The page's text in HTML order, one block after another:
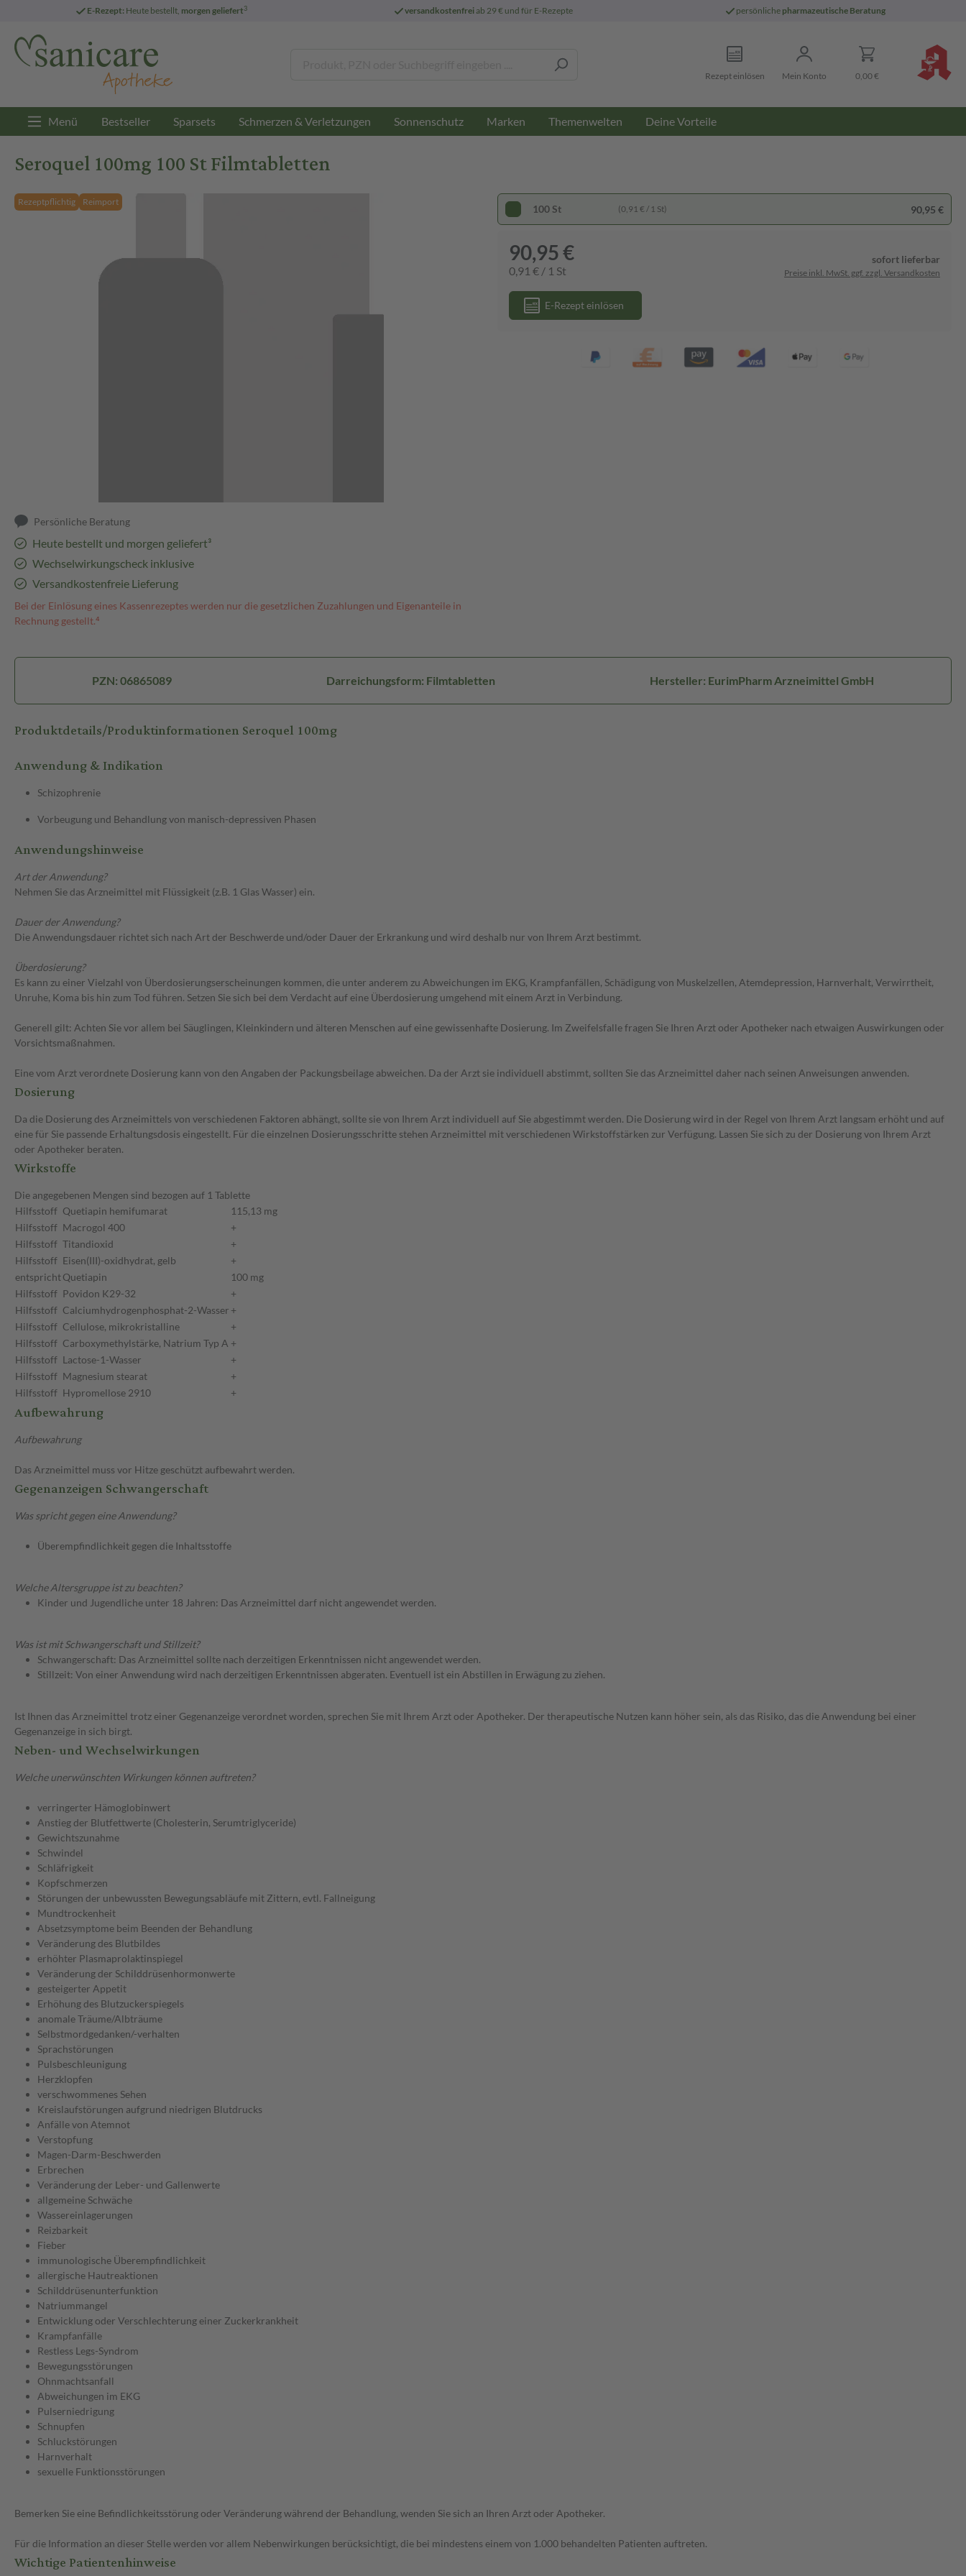
E-Rezept: Heute bestellt, morgen geliefert3 versandkostenfreiab 29 € und für E-Rezepte persönliche pharmazeutische Beratung
Rezept einlösen Mein Konto 0,00 €
Menü Bestseller Sparsets Schmerzen & Verletzungen Sonnenschutz Marken Themenwelten Deine Vorteile
Seroquel 100mg 100 St Filmtabletten
Rezeptpflichtig Reimport
Persönliche Beratung
Heute bestellt und morgen geliefert³
Wechselwirkungscheck inklusive
Versandkostenfreie Lieferung
Bei der Einlösung eines Kassenrezeptes werden nur die gesetzlichen Zuzahlungen und Eigenanteile in
Rechnung gestellt.⁴
100 St (0,91 € / 1 St) 90,95 €
90,95 €
0,91 € / 1 St
sofort lieferbar
Preise inkl. MwSt. ggf. zzgl. Versandkosten
E-Rezept einlösen
PZN: 06865089 Darreichungsform: Filmtabletten Hersteller: EurimPharm Arzneimittel GmbH
Produktdetails/Produktinformationen Seroquel 100mg
Anwendung & Indikation
Schizophrenie
Vorbeugung und Behandlung von manisch-depressiven Phasen
Anwendungshinweise
Art der Anwendung?
Nehmen Sie das Arzneimittel mit Flüssigkeit (z.B. 1 Glas Wasser) ein.
Dauer der Anwendung?
Die Anwendungsdauer richtet sich nach Art der Beschwerde und/oder Dauer der Erkrankung und wird deshalb nur von Ihrem Arzt bestimmt.
Überdosierung?
Es kann zu einer Vielzahl von Überdosierungserscheinungen kommen, die unter anderem zu Abweichungen im EKG, Krampfanfällen, Schädigung von Muskelzellen, Atemdepression, Harnverhalt, Verwirrtheit,
Unruhe, Koma bis hin zum Tod führen. Setzen Sie sich bei dem Verdacht auf eine Überdosierung umgehend mit einem Arzt in Verbindung.
Generell gilt: Achten Sie vor allem bei Säuglingen, Kleinkindern und älteren Menschen auf eine gewissenhafte Dosierung. Im Zweifelsfalle fragen Sie Ihren Arzt oder Apotheker nach etwaigen Auswirkungen oder
Vorsichtsmaßnahmen.
Eine vom Arzt verordnete Dosierung kann von den Angaben der Packungsbeilage abweichen. Da der Arzt sie individuell abstimmt, sollten Sie das Arzneimittel daher nach seinen Anweisungen anwenden.
Dosierung
Da die Dosierung des Arzneimittels von verschiedenen Faktoren abhängt, sollte sie von Ihrem Arzt individuell auf Sie abgestimmt werden. Die Dosierung wird in der Regel von Ihrem Arzt langsam erhöht und auf
eine für Sie passende Erhaltungsdosis eingestellt. Für die einzelnen Dosierungsschritte stehen Arzneimittel mit verschiedenen Wirkstoffstärken zur Verfügung. Lassen Sie sich zu der Dosierung von Ihrem Arzt
oder Apotheker beraten.
Wirkstoffe
Die angegebenen Mengen sind bezogen auf 1 Tablette
Hilfsstoff Quetiapin hemifumarat
115,13 mg
Hilfsstoff Macrogol 400
+
Hilfsstoff Titandioxid
+
Hilfsstoff Eisen(III)-oxidhydrat, gelb
+
entsprichtQuetiapin
100 mg
Hilfsstoff Povidon K29-32
+
Hilfsstoff Calciumhydrogenphosphat-2-Wasser +
Hilfsstoff Cellulose, mikrokristalline
+
Hilfsstoff Carboxymethylstärke, Natrium Typ A +
Hilfsstoff Lactose-1-Wasser
+
Hilfsstoff Magnesium stearat
+
Hilfsstoff Hypromellose 2910 +
Aufbewahrung
Aufbewahrung
Das Arzneimittel muss vor Hitze geschützt aufbewahrt werden.
Gegenanzeigen Schwangerschaft
Was spricht gegen eine Anwendung?
Überempfindlichkeit gegen die Inhaltsstoffe
Welche Altersgruppe ist zu beachten?
Kinder und Jugendliche unter 18 Jahren: Das Arzneimittel darf nicht angewendet werden.
Was ist mit Schwangerschaft und Stillzeit?
Schwangerschaft: Das Arzneimittel sollte nach derzeitigen Erkenntnissen nicht angewendet werden.
Stillzeit: Von einer Anwendung wird nach derzeitigen Erkenntnissen abgeraten. Eventuell ist ein Abstillen in Erwägung zu ziehen.
Ist Ihnen das Arzneimittel trotz einer Gegenanzeige verordnet worden, sprechen Sie mit Ihrem Arzt oder Apotheker. Der therapeutische Nutzen kann höher sein, als das Risiko, das die Anwendung bei einer
Gegenanzeige in sich birgt.
Neben- und Wechselwirkungen
Welche unerwünschten Wirkungen können auftreten?
verringerter Hämoglobinwert
Anstieg der Blutfettwerte (Cholesterin, Serumtriglyceride)
Gewichtszunahme
Schwindel
Schläfrigkeit
Kopfschmerzen
Störungen der unbewussten Bewegungsabläufe mit Zittern, evtl. Fallneigung
Mundtrockenheit
Absetzsymptome beim Beenden der Behandlung
Veränderung des Blutbildes
erhöhter Plasmaprolaktinspiegel
Veränderung der Schilddrüsenhormonwerte
gesteigerter Appetit
Erhöhung des Blutzuckerspiegels
anomale Träume/Albträume
Selbstmordgedanken/-verhalten
Sprachstörungen
Pulsbeschleunigung
Herzklopfen
verschwommenes Sehen
Kreislaufstörungen aufgrund niedrigen Blutdrucks
Anfälle von Atemnot
Verstopfung
Magen-Darm-Beschwerden
Erbrechen
Veränderung der Leber- und Gallenwerte
allgemeine Schwäche
Wassereinlagerungen
Reizbarkeit
Fieber
immunologische Überempfindlichkeit
allergische Hautreaktionen
Schilddrüsenunterfunktion
Natriummangel
Entwicklung oder Verschlechterung einer Zuckerkrankheit
Krampfanfälle
Restless Legs-Syndrom
Bewegungsstörungen
Ohnmachtsanfall
Abweichungen im EKG
Pulserniedrigung
Schnupfen
Schluckstörungen
Harnverhalt
sexuelle Funktionsstörungen
Bemerken Sie eine Befindlichkeitsstörung oder Veränderung während der Behandlung, wenden Sie sich an Ihren Arzt oder Apotheker.
Für die Information an dieser Stelle werden vor allem Nebenwirkungen berücksichtigt, die bei mindestens einem von 1.000 behandelten Patienten auftreten.
Wichtige Patientenhinweise